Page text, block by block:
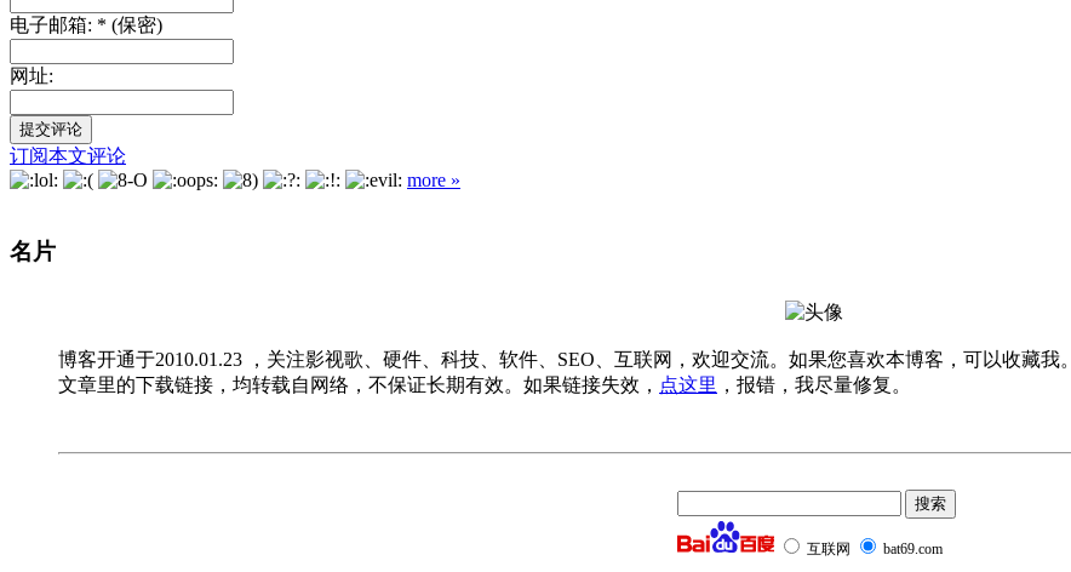
电子邮箱: * (保密)
网址:
订阅本文评论
more »
名片
博客开通于2010.01.23 ，关注影视歌、硬件、科技、软件、SEO、互联网，欢迎交流。如果您喜欢本博客，可以收藏我。
文章里的下载链接，均转载自网络，不保证长期有效。如果链接失效， 点这里 ，报错，我尽量修复。
互联网 bat69.com